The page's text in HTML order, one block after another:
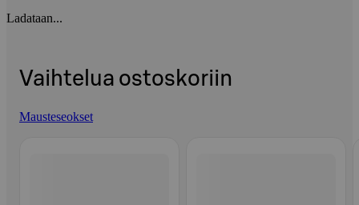
Ladataan...
Vaihtelua ostoskoriin
Mausteseokset